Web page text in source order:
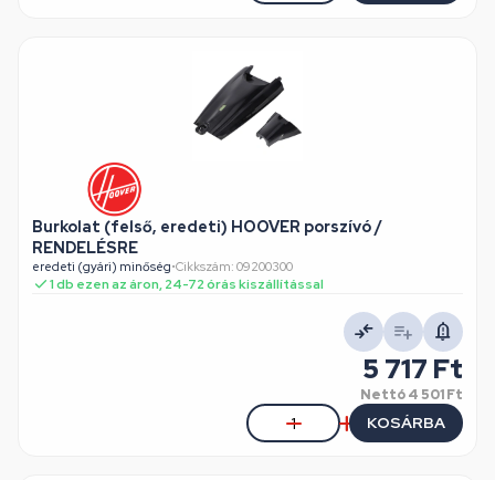
Burkolat (felső, eredeti) HOOVER porszívó /
RENDELÉSRE
eredeti (gyári) minőség•Cikkszám: 09200300
1 db ezen az áron, 24-72 órás kiszállítással
5 717 Ft
Nettó4 501 Ft
KOSÁRBA